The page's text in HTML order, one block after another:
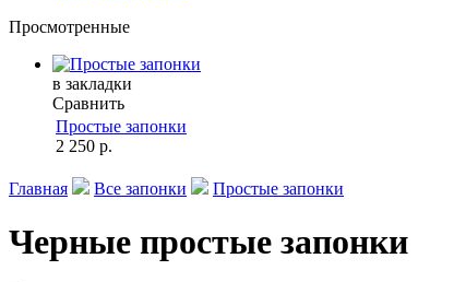
Просмотренные
в закладки
Сравнить
Простые запонки
2 250 р.
Главная Все запонки Простые запонки
Черные простые запонки